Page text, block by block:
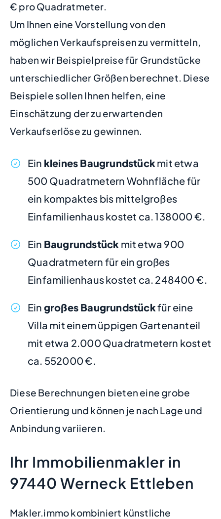
€ pro Quadratmeter.
Um Ihnen eine Vorstellung von den
möglichen Verkaufspreisen zu vermitteln,
haben wir Beispielpreise für Grundstücke
unterschiedlicher Größen berechnet. Diese
Beispiele sollen Ihnen helfen, eine
Einschätzung der zu erwartenden
Verkaufserlöse zu gewinnen.
Ein kleines Baugrundstückmit etwa
500 Quadratmetern Wohnfläche für
ein kompaktes bis mittelgroßes
Einfamilienhaus kostet ca. 138000 €.
Ein Baugrundstück mit etwa 900
Quadratmetern für ein großes
Einfamilienhaus kostet ca. 248400 €.
Ein großes Baugrundstückfür eine
Villa mit einem üppigen Gartenanteil
mit etwa 2.000 Quadratmetern kostet
ca. 552000 €.
Diese Berechnungen bieten eine grobe
Orientierung und können je nach Lage und
Anbindung variieren.
Ihr Immobilienmakler in
97440 Werneck Ettleben
Makler.immo kombiniert künstliche